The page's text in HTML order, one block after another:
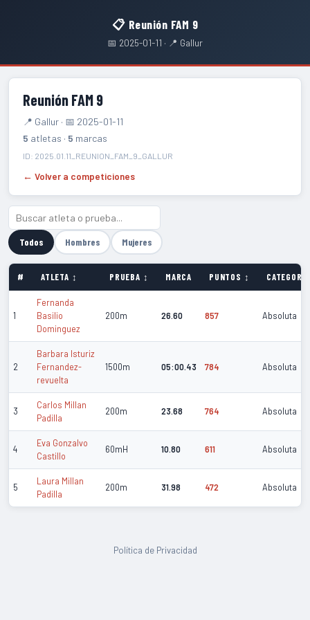
📋 Reunión FAM 9
📅 2025-01-11 · 📍 Gallur
Reunión FAM 9
📍 Gallur · 📅 2025-01-11
5 atletas · 5 marcas
ID: 2025.01.11_REUNION_FAM_9_GALLUR
← Volver a competiciones
Todos Hombres Mujeres
# ATLETA ↕ PRUEBA ↕ MARCA PUNTOS ↕
1
Fernanda
Basilio
Dominguez
200m 26.60 857 Absoluta
2
Barbara Isturiz
Fernandez-
revuelta
1500m 05:00.43 784 Absoluta
3
Carlos Millan
Padilla
200m 23.68 764 Absoluta
4
Eva Gonzalvo
Castillo
60mH 10.80 611 Absoluta
5
Laura Millan
Padilla
200m 31.98 472 Absoluta
Política de Privacidad